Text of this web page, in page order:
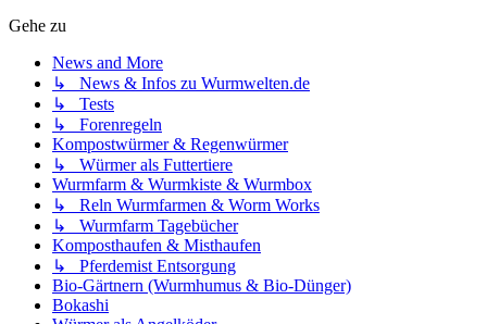
Gehe zu
News and More
↳ News & Infos zu Wurmwelten.de
↳ Tests
↳ Forenregeln
Kompostwürmer & Regenwürmer
↳ Würmer als Futtertiere
Wurmfarm & Wurmkiste & Wurmbox
↳ Reln Wurmfarmen & Worm Works
↳ Wurmfarm Tagebücher
Komposthaufen & Misthaufen
↳ Pferdemist Entsorgung
Bio-Gärtnern (Wurmhumus & Bio-Dünger)
Bokashi